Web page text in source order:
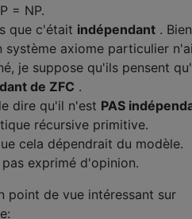
= NP.
que c'était indépendant . Bien
système axiome particulier
je suppose qu'ils pensent
de ZFC .
dire qu'il n'est PAS
récursive primitive.
cela dépendrait du modèle.
exprimé d'opinion.
point de vue intéressant sur